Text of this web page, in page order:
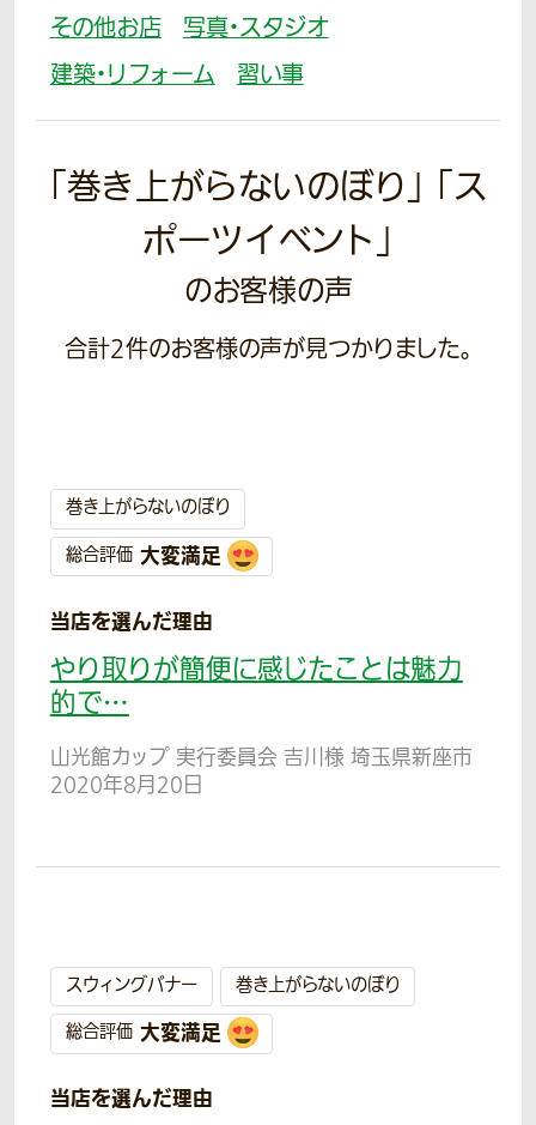
その他お店
写真・スタジオ
建築・リフォーム
習い事
「巻き上がらないのぼり」 「ス
ポーツイベント」
のお客様の声
合計2件のお客様の声が見つかりました。
巻き上がらないのぼり
総合評価 大変満足
当店を選んだ理由
やり取りが簡便に感じたことは魅力
的で…
山光館カップ 実行委員会 吉川様 埼玉県新座市
2020年8月20日
スウィングバナー
巻き上がらないのぼり
総合評価 大変満足
当店を選んだ理由